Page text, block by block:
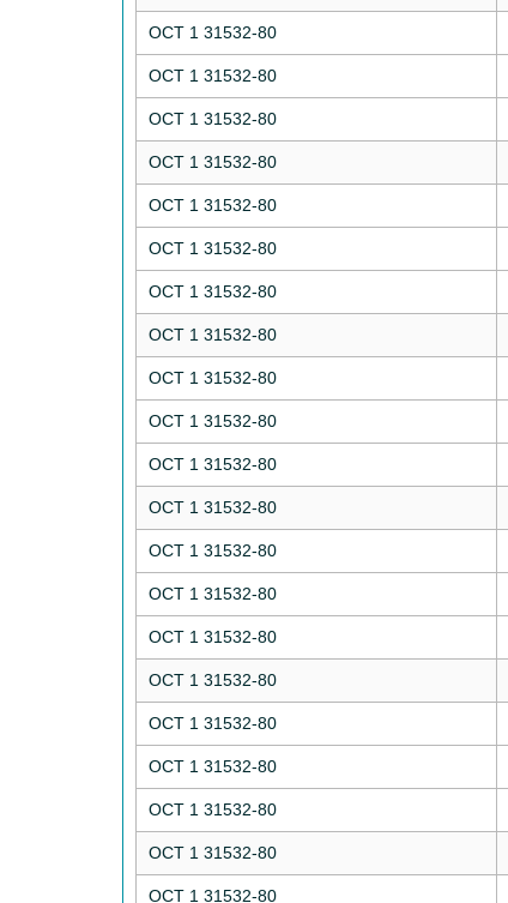
ОСТ 1 31532-80
ОСТ 1 31532-80
ОСТ 1 31532-80
ОСТ 1 31532-80
ОСТ 1 31532-80
ОСТ 1 31532-80
ОСТ 1 31532-80
ОСТ 1 31532-80
ОСТ 1 31532-80
ОСТ 1 31532-80
ОСТ 1 31532-80
ОСТ 1 31532-80
ОСТ 1 31532-80
ОСТ 1 31532-80
ОСТ 1 31532-80
ОСТ 1 31532-80
ОСТ 1 31532-80
ОСТ 1 31532-80
ОСТ 1 31532-80
ОСТ 1 31532-80
ОСТ 1 31532-80